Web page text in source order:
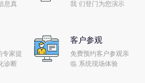
息真
我 们登门为您演示
专家提
诊断
客户参观
免费预约客户参观亲
临 系统现场体验